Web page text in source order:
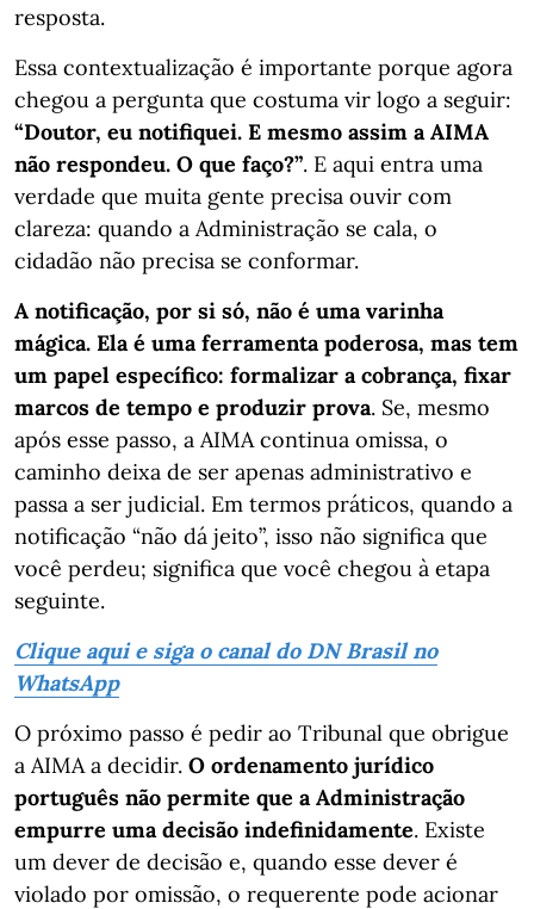
resposta.
Essa contextualização é importante porque agora
chegou a pergunta que costuma vir logo a seguir:
“Doutor, eu notifiquei. E mesmo assim a AIMA
não respondeu. O que faço?”. E aqui entra uma
verdade que muita gente precisa ouvir com
clareza: quando a Administração se cala, o
cidadão não precisa se conformar.
A notificação, por si só, não é uma varinha
mágica. Ela é uma ferramenta poderosa, mas tem
um papel específico: formalizar a cobrança, fixar
marcos de tempo e produzir prova. Se, mesmo
após esse passo, a AIMA continua omissa, o
caminho deixa de ser apenas administrativo e
passa a ser judicial. Em termos práticos, quando a
notificação “não dá jeito”, isso não significa que
você perdeu; significa que você chegou à etapa
seguinte.
Clique aqui e siga o canal do DN Brasil no
WhatsApp
O próximo passo é pedir ao Tribunal que obrigue
a AIMA a decidir. O ordenamento jurídico
português não permite que a Administração
empurre uma decisão indefinidamente. Existe
um dever de decisão e, quando esse dever é
violado por omissão, o requerente pode acionar